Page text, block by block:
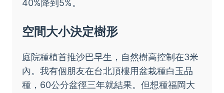
40%降到5%。
空間大小決定樹形
庭院種植首推沙巴早生，自然樹高控制在3米
內。我有個朋友在台北頂樓用盆栽種白玉品
種，60公分盆徑三年就結果。但想種福岡大